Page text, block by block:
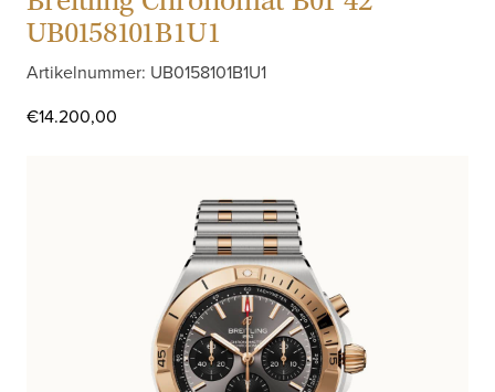
UB0158101B1U1
Artikelnummer: UB0158101B1U1
€14.200,00